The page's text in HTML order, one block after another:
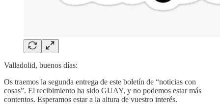
Valladolid, buenos días:
Os traemos la segunda entrega de este boletín de “noticias con
cosas”. El recibimiento ha sido GUAY, y no podemos estar más
contentos. Esperamos estar a la altura de vuestro interés.